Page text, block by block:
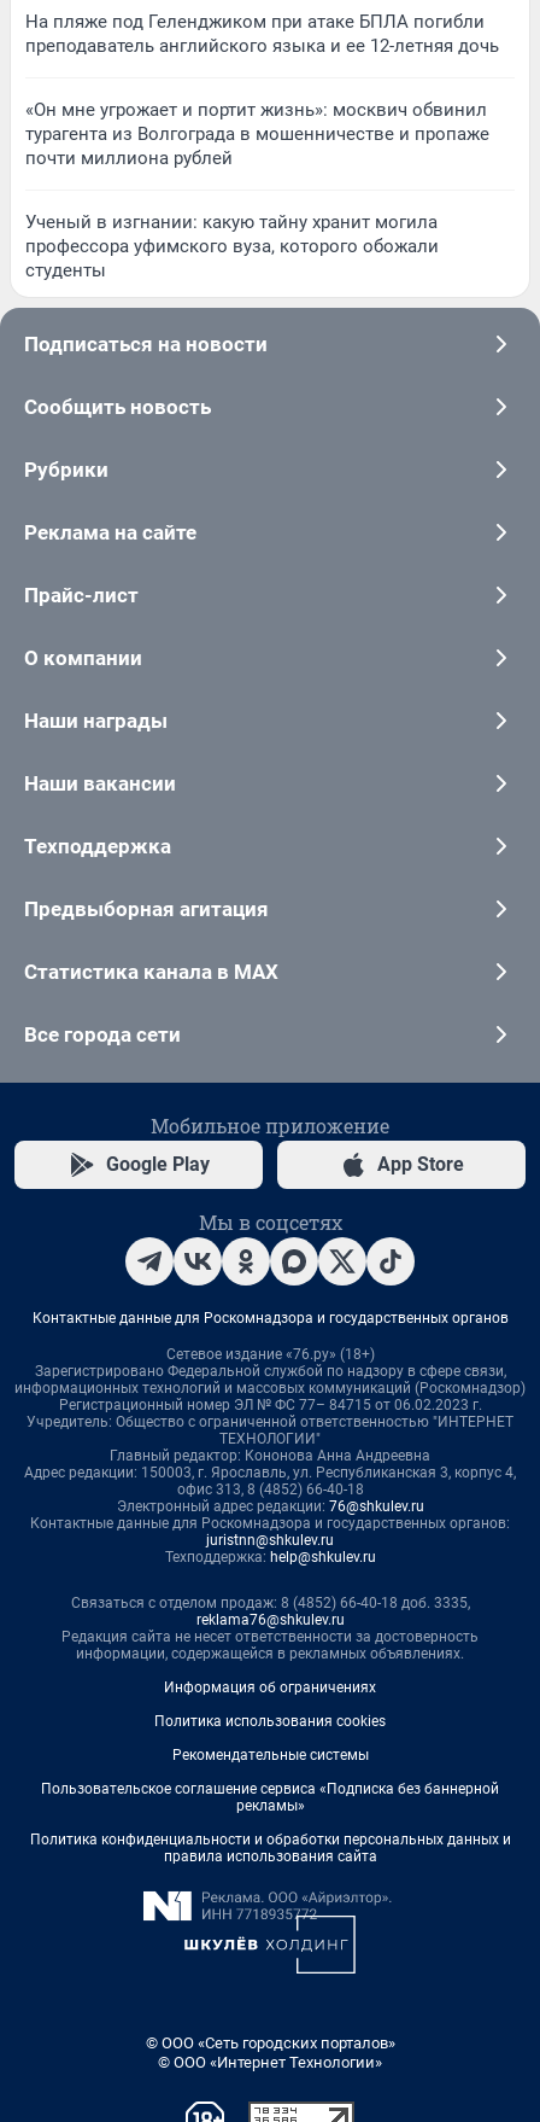
На пляже под Геленджиком при атаке БПЛА погибли
преподаватель английского языка и ее 12-летняя дочь
«Он мне угрожает и портит жизнь»: москвич обвинил
турагента из Волгограда в мошенничестве и пропаже
почти миллиона рублей
Ученый в изгнании: какую тайну хранит могила
профессора уфимского вуза, которого обожали
студенты
Подписаться на новости
Сообщить новость
Рубрики
Реклама на сайте
Прайс-лист
О компании
Наши награды
Наши вакансии
Техподдержка
Предвыборная агитация
Статистика канала в MAX
Все города сети
Мобильное приложение
Google Play App Store
Мы в соцсетях
Контактные данные для Роскомнадзора и государственных органов
Сетевое издание «76.ру» (18+)
Зарегистрировано Федеральной службой по надзору в сфере связи,
информационных технологий и массовых коммуникаций (Роскомнадзор)
Регистрационный номер ЭЛ № ФС 77– 84715 от 06.02.2023 г.
Учредитель: Общество с ограниченной ответственностью "ИНТЕРНЕТ
ТЕХНОЛОГИИ"
Главный редактор: Кононова Анна Андреевна
Адрес редакции: 150003, г. Ярославль, ул. Республиканская 3, корпус 4,
офис 313, 8 (4852) 66-40-18
Электронный адрес редакции: 76@shkulev.ru
Контактные данные для Роскомнадзора и государственных органов:
juristnn@shkulev.ru
Техподдержка: help@shkulev.ru
Связаться с отделом продаж: 8 (4852) 66-40-18 доб. 3335,
reklama76@shkulev.ru
Редакция сайта не несет ответственности за достоверность
информации, содержащейся в рекламных объявлениях.
Информация об ограничениях
Политика использования cookies
Рекомендательные системы
Пользовательское соглашение сервиса «Подписка без баннерной
рекламы»
Политика конфиденциальности и обработки персональных данных и
правила использования сайта
© ООО «Сеть городских порталов»
© ООО «Интернет Технологии»